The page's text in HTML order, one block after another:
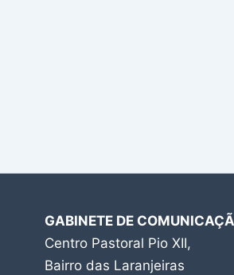
GABINETE DE
Centro Pastoral Pio XII,
Bairro das Laranjeiras